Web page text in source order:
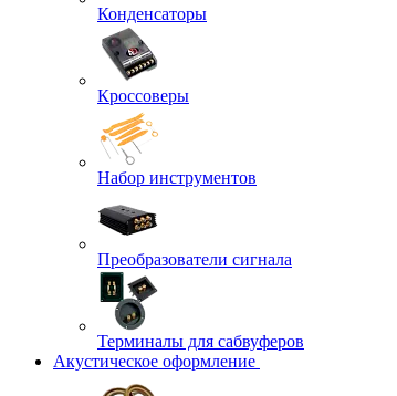
Конденсаторы
Кроссоверы
Набор инструментов
Преобразователи сигнала
Терминалы для сабвуферов
Акустическое оформление